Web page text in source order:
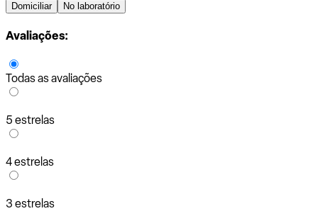
Domiciliar No laboratório
Avaliações:
Todas as avaliações
5 estrelas
4 estrelas
3 estrelas